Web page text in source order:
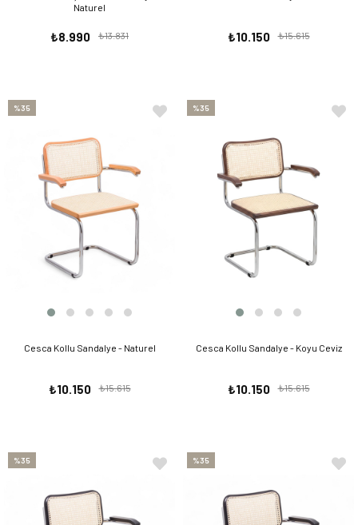
Naturel
₺8.990 ₺13.831 ₺10.150 ₺15.615
Cesca Kollu Sandalye - Naturel
₺10.150 ₺15.615
%35
Cesca Kollu Sandalye - Koyu Ceviz
₺10.150 ₺15.615
%35
%35 %35